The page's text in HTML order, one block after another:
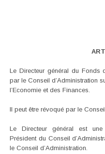
Le Directeur général du Fonds
par le Conseil d’Administration
l’Economie et des Finances.
Il peut être révoqué par le
Le Directeur général est
Président du Conseil
le Conseil d’Administration.